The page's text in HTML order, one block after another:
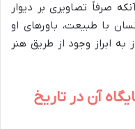
صرفاً تصاویری بر دیوار
با طبیعت، باورهای او
ابراز وجود از طریق هنر
آن در تاریخ